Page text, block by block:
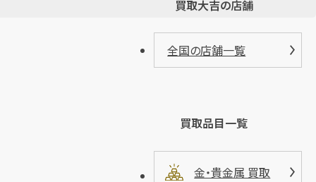
買取大吉の店舗
全国の店舗一覧
買取品目一覧
金・貴金属 買取